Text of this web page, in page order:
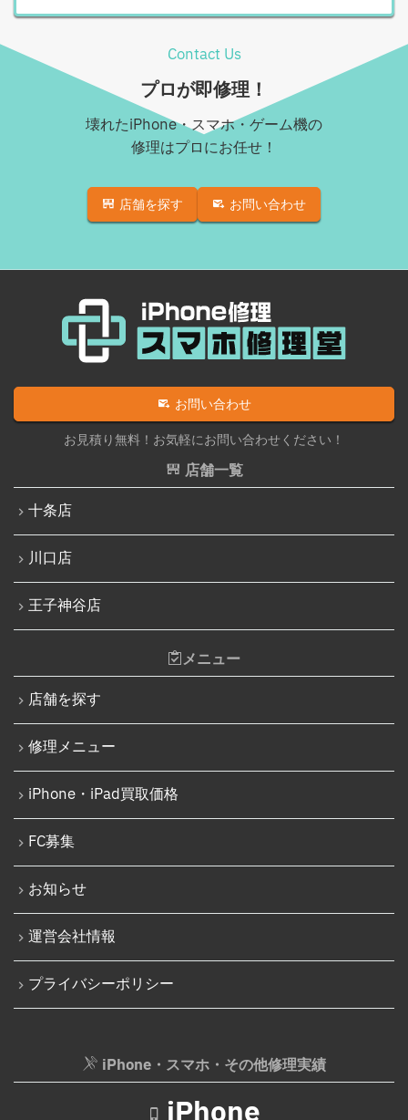
Androidロゴループ、システム復旧
Android基板破損修理（軽度）
良）
iPadバッテリー交換
iPad液晶パネル交換修理（画面表示不良）
iPad水没洗浄作業
iPadその他部品修理
Nintendo Switch修理実績
Nintendo Switchその他部品修理
Nintendo Switchバッテリー交換
Nintendo Siwtch充電コネクタ修理
Nintendo Switchタッチパネル修理交換
Nintendo Switchゲームカードスロット修理
Nintendo Switch SDカードスロット修理
Nintendo Switch基板破損修理（軽度）
Nintendo Switch基板破損修理（重度）
iPod修理実績
iPodバッテリー交換
パソコン修理実績
パソコン液晶パネル交換修理
パソコンバッテリー交換
パソコンその他部品修理
AppleWatchフロントパネル交換修理
iPhone XR
iPhone 11 Pro
iPhone SE（第2世代）
iPhone 12 Pro
iPhone 12 mini
iPhone 12 Pro Max
iPhone 13 Pro
iPhone 13 Pro Max
iPhone SE（第3世代）
iPhone 14
iPhone 14 Pro
iPhone 14 Pro Max
iPhone 15
iPhone 15 Pro
iPhone 15 Pro Max
iPhone 16
iPhone 16 Plus
iPhone 16 Pro
iPhone 16 Pro Max
iPhone 17
Google Pixel
Xperia
Contact Us
プロが即修理！
壊れたiPhone・スマホ・ゲーム機の
修理はプロにお任せ！
店舗を探す お問い合わせ
お問い合わせ
お見積り無料！お気軽にお問い合わせください！
店舗一覧
十条店
川口店
王子神谷店
メニュー
店舗を探す
修理メニュー
iPhone・iPad買取価格
FC募集
お知らせ
運営会社情報
プライバシーポリシー
iPhone・スマホ・その他修理実績